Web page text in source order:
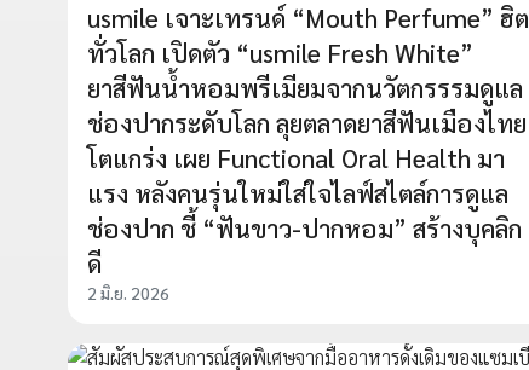
usmile เจาะเทรนด์ “Mouth Perfume” ฮิต
ทั่วโลก เปิดตัว “usmile Fresh White”
ยาสีฟันน้ำหอมพรีเมียมจากนวัตกรรรมดูแล
ช่องปากระดับโลก ลุยตลาดยาสีฟันเมืองไทย
โตแกร่ง เผย Functional Oral Health มา
แรง หลังคนรุ่นใหม่ใส่ใจไลฟ์สไตล์การดูแล
ช่องปาก ชี้ “ฟันขาว-ปากหอม” สร้างบุคลิก
ดี
2 มิ.ย. 2026